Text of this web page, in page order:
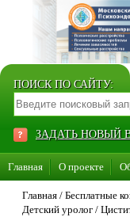
ПОИСК ПО САЙТУ:
ЗАДАТЬ НОВЫЙ
Главная О проекте
Стать консультантом
Главная / Бесплатные
Детский уролог /